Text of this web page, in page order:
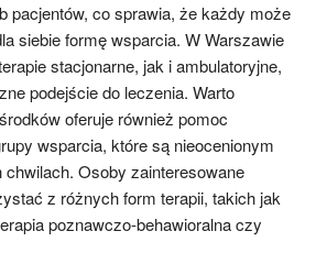
pacjentów, co sprawia, że każdy może
siebie formę wsparcia. W Warszawie
stacjonarne, jak i ambulatoryjne,
podejście do leczenia. Warto
oferuje również pomoc
wsparcia, które są nieocenionym
Osoby zainteresowane
z różnych form terapii, takich jak
poznawczo-behawioralna czy